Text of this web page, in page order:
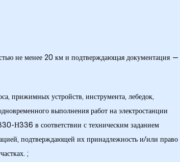
не менее 20 км и подтверждающая документация —
прижимных устройств, инструмента, лебедок,
выполнения работ на электростанции
в соответствии с техническим заданием
подтверждающей их принадлежность и/или право
;